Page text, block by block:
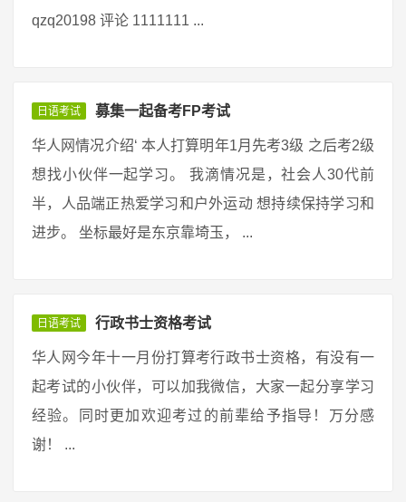
qzq20198 评论 1111111 ...
日语考试 募集一起备考FP考试
华人网情况介绍‘ 本人打算明年1月先考3级 之后考2级
想找小伙伴一起学习。 我滴情况是，社会人30代前
半，人品端正热爱学习和户外运动 想持续保持学习和
进步。 坐标最好是东京靠埼玉， ...
日语考试 行政书士资格考试
华人网今年十一月份打算考行政书士资格，有没有一
起考试的小伙伴，可以加我微信，大家一起分享学习
经验。同时更加欢迎考过的前辈给予指导！万分感
谢！ ...